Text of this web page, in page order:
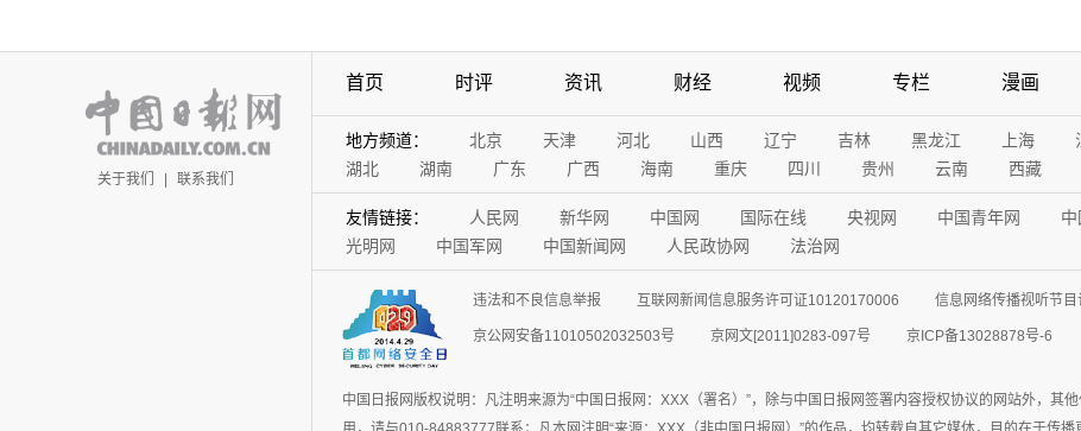
关于我们 | 联系我们
首页 时评 资讯 财经 视频 专栏 漫画
地方频道： 北京 天津 河北 山西 辽宁 吉林 黑龙江 上海
湖北
湖南 广东 广西 海南 重庆 四川 贵州 云南 西藏
友情链接： 人民网 新华网 中国网 国际在线 央视网 中国青年网 中
光明网
中国军网 中国新闻网 人民政协网 法治网
违法和不良信息举报 互联网新闻信息服务许可证10120170006 信息网络传播视听节
京公网安备11010502032503号 京网文[2011]0283-097号 京ICP备13028878号-6
中国日报网版权说明：凡注明来源为“中国日报网：XXX（署名）”，除与中国日报网签署内容授权协议的网站外，其